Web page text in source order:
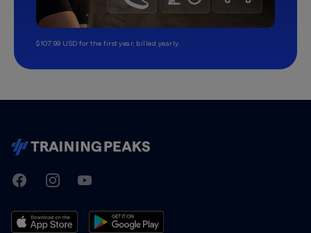
$107.99 USD for the first year, billed yearly.
TrainingPeaks
FacebookInstagramYoutube